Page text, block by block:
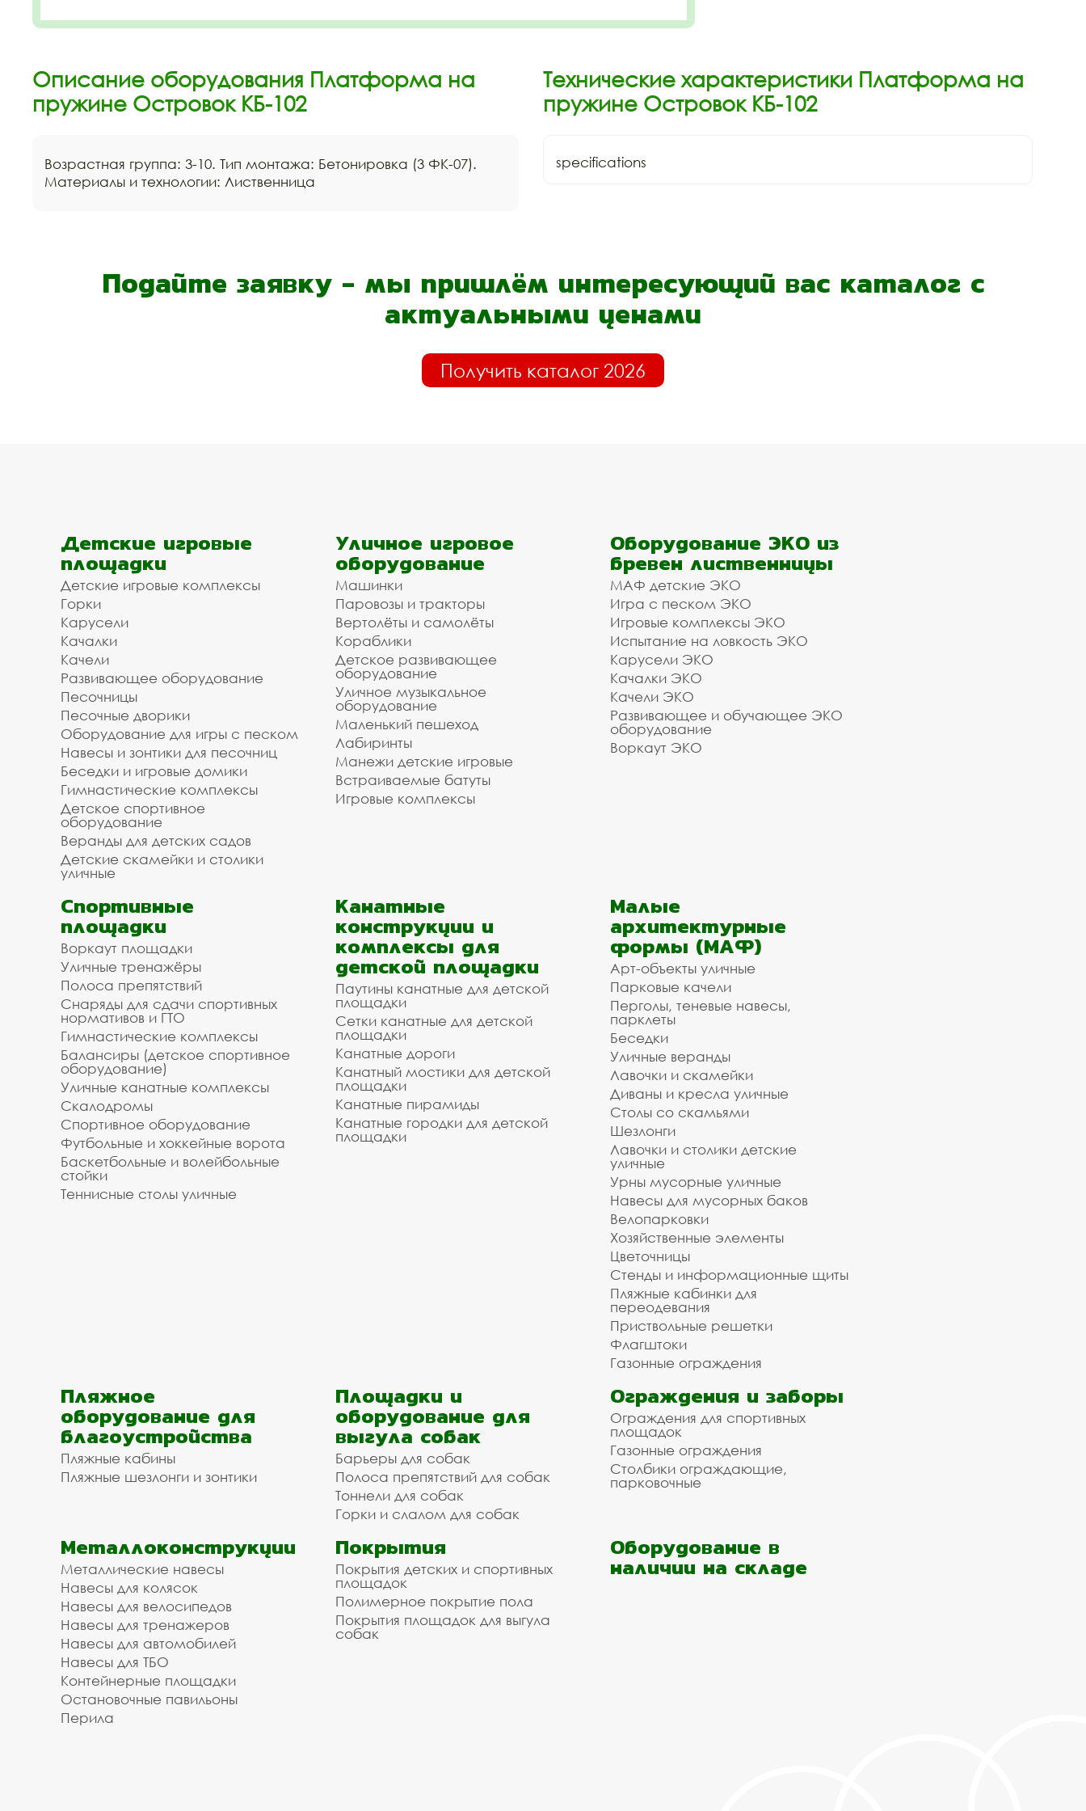
Описание оборудования Платформа на
пружине Островок КБ-102
Возрастная группа: 3-10. Тип монтажа: Бетонировка (3 ФК-07).
Материалы и технологии: Лиственница
Технические характеристики Платформа на
пружине Островок КБ-102
specifications
Подайте заявку - мы пришлём интересующий вас каталог с
актуальными ценами
Получить каталог 2026
Детские игровые
площадки
Детские игровые комплексы
Горки
Карусели
Качалки
Качели
Развивающее оборудование
Песочницы
Песочные дворики
Оборудование для игры с песком
Навесы и зонтики для песочниц
Беседки и игровые домики
Гимнастические комплексы
Детское спортивное
оборудование
Веранды для детских садов
Детские скамейки и столики
уличные
Уличное игровое
оборудование
Машинки
Паровозы и тракторы
Вертолёты и самолёты
Кораблики
Детское развивающее
оборудование
Уличное музыкальное
оборудование
Маленький пешеход
Лабиринты
Манежи детские игровые
Встраиваемые батуты
Игровые комплексы
Оборудование ЭКО из
бревен лиственницы
МАФ детские ЭКО
Игра с песком ЭКО
Игровые комплексы ЭКО
Испытание на ловкость ЭКО
Карусели ЭКО
Качалки ЭКО
Качели ЭКО
Развивающее и обучающее ЭКО
оборудование
Воркаут ЭКО
Спортивные
площадки
Воркаут площадки
Уличные тренажёры
Полоса препятствий
Снаряды для сдачи спортивных
нормативов и ГТО
Гимнастические комплексы
Балансиры (детское спортивное
оборудование)
Уличные канатные комплексы
Скалодромы
Спортивное оборудование
Футбольные и хоккейные ворота
Баскетбольные и волейбольные
стойки
Теннисные столы уличные
Канатные
конструкции и
комплексы для
детской площадки
Паутины канатные для детской
площадки
Сетки канатные для детской
площадки
Канатные дороги
Канатный мостики для детской
площадки
Канатные пирамиды
Канатные городки для детской
площадки
Малые
архитектурные
формы (МАФ)
Арт-объекты уличные
Парковые качели
Перголы, теневые навесы,
парклеты
Беседки
Уличные веранды
Лавочки и скамейки
Диваны и кресла уличные
Столы со скамьями
Шезлонги
Лавочки и столики детские
уличные
Урны мусорные уличные
Навесы для мусорных баков
Велопарковки
Хозяйственные элементы
Цветочницы
Стенды и информационные щиты
Пляжные кабинки для
переодевания
Приствольные решетки
Флагштоки
Газонные ограждения
Пляжное
оборудование для
благоустройства
Пляжные кабины
Пляжные шезлонги и зонтики
Площадки и
оборудование для
выгула собак
Барьеры для собак
Полоса препятствий для собак
Тоннели для собак
Горки и слалом для собак
Ограждения и заборы
Ограждения для спортивных
площадок
Газонные ограждения
Столбики ограждающие,
парковочные
Металлоконструкции
Металлические навесы
Навесы для колясок
Навесы для велосипедов
Навесы для тренажеров
Навесы для автомобилей
Навесы для ТБО
Контейнерные площадки
Остановочные павильоны
Перила
Покрытия
Покрытия детских и спортивных
площадок
Полимерное покрытие пола
Покрытия площадок для выгула
собак
Оборудование в
наличии на складе